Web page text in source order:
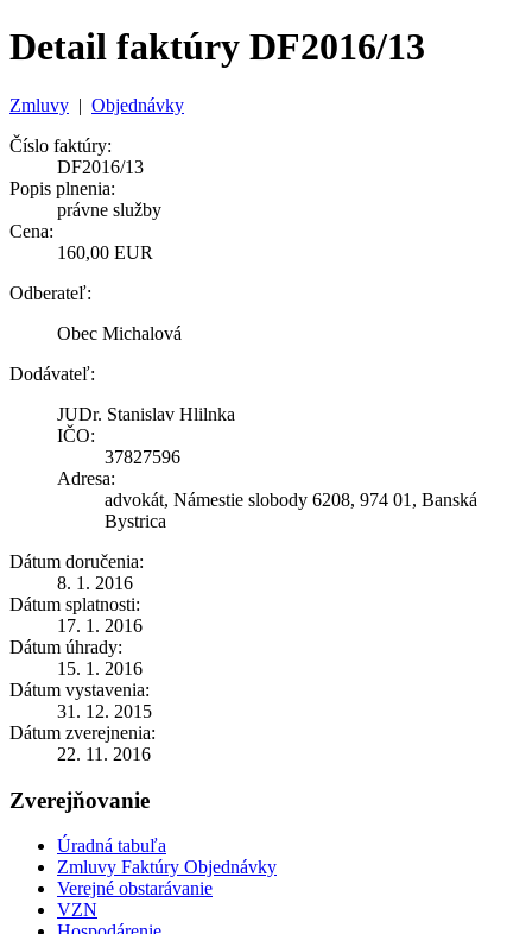
Detail faktúry DF2016/13
Zmluvy | Objednávky
Číslo faktúry:
DF2016/13
Popis plnenia:
právne služby
Cena:
160,00 EUR
Odberateľ:
Obec Michalová
Dodávateľ:
JUDr. Stanislav Hlilnka
IČO:
37827596
Adresa:
advokát, Námestie slobody 6208, 974 01, Banská
Bystrica
Dátum doručenia:
8. 1. 2016
Dátum splatnosti:
17. 1. 2016
Dátum úhrady:
15. 1. 2016
Dátum vystavenia:
31. 12. 2015
Dátum zverejnenia:
22. 11. 2016
Zverejňovanie
Úradná tabuľa
Zmluvy Faktúry Objednávky
Verejné obstarávanie
VZN